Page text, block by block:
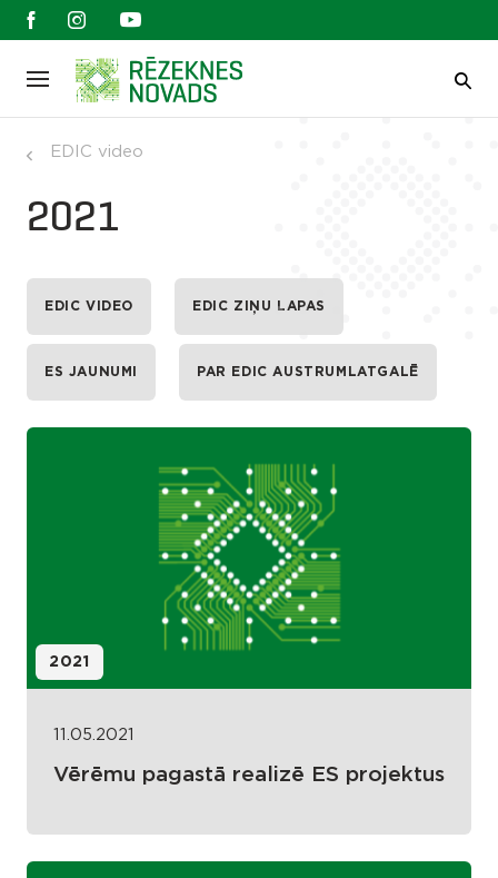
EDIC video
2021
EDIC VIDEO EDIC ZIŅU LAPAS
ES JAUNUMI PAR EDIC AUSTRUMLATGALĒ
2021
11.05.2021
Vērēmu pagastā realizē ES projektus